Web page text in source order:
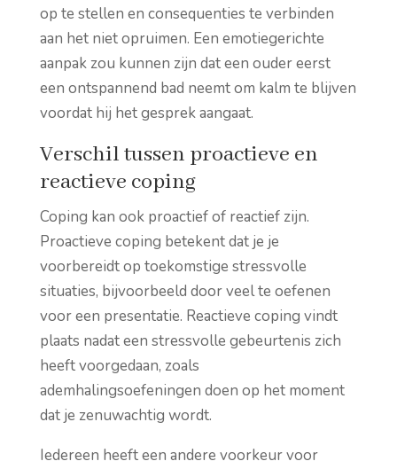
op te stellen en consequenties te verbinden
aan het niet opruimen. Een emotiegerichte
aanpak zou kunnen zijn dat een ouder eerst
een ontspannend bad neemt om kalm te blijven
voordat hij het gesprek aangaat.
Verschil tussen proactieve en
reactieve coping
Coping kan ook proactief of reactief zijn.
Proactieve coping betekent dat je je
voorbereidt op toekomstige stressvolle
situaties, bijvoorbeeld door veel te oefenen
voor een presentatie. Reactieve coping vindt
plaats nadat een stressvolle gebeurtenis zich
heeft voorgedaan, zoals
ademhalingsoefeningen doen op het moment
dat je zenuwachtig wordt.
Iedereen heeft een andere voorkeur voor